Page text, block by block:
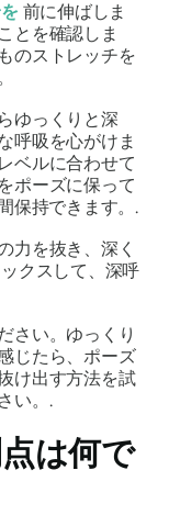
前に伸ばしま
とを確認しま
のストレッチを
ゆっくりと深
呼吸を心がけま
ベルに合わせて
ポーズに保って
保持できます。.
力を抜き、深く
クスして、深呼
さい。ゆっくり
じたら、ポーズ
け出す方法を試
い。.
は何で